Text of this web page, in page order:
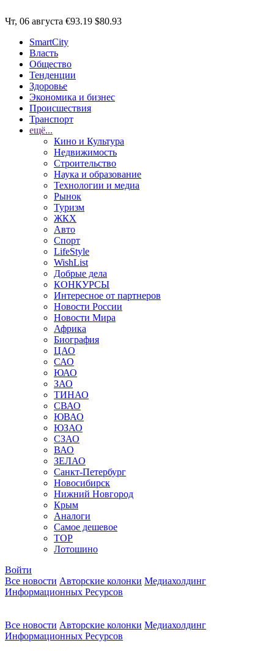
Чт, 06 августа €93.19 $80.93
SmartCity
Власть
Общество
Тенденции
Здоровье
Экономика и бизнес
Происшествия
Транспорт
ещё...
Кино и Культура
Недвижимость
Строительство
Наука и образование
Технологии и медиа
Рынок
Туризм
ЖКХ
Авто
Спорт
LifeStyle
WishList
Добрые дела
КОНКУРСЫ
Интересное от партнеров
Новости России
Новости Мира
Африка
Биография
ЦАО
САО
ЮАО
ЗАО
ТИНАО
СВАО
ЮВАО
ЮЗАО
СЗАО
ВАО
ЗЕЛАО
Санкт-Петербург
Новосибирск
Нижний Новгород
Крым
Аналоги
Самое дешевое
TOP
Лотошино
Войти
Все новости Авторские колонки Медиахолдинг
Информационных Ресурсов
Все новости Авторские колонки Медиахолдинг
Информационных Ресурсов